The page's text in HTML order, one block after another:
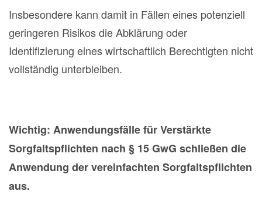
Insbesondere kann damit in Fällen eines potenziell
geringeren Risikos die Abklärung oder
Identifizierung eines wirtschaftlich Berechtigten nicht
vollständig unterbleiben.
Wichtig: Anwendungsfälle für Verstärkte
Sorgfaltspflichten nach § 15 GwG schließen die
Anwendung der vereinfachten Sorgfaltspflichten
aus.